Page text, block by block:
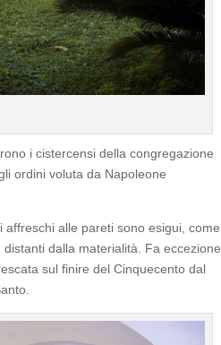
i cistercensi della congregazione
ordini voluta da Napoleone
affreschi alle pareti sono esigui, come
dalla materialità. Fa eccezione
sul finire del Cinquecento dal